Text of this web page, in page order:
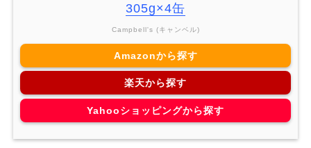
305g×4缶
Campbell's (キャンベル)
Amazonから探す
楽天から探す
Yahooショッピングから探す